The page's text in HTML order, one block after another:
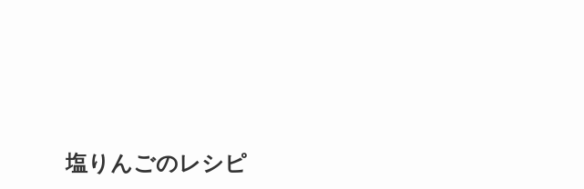
塩りんごのレシピ